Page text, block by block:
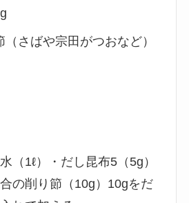
さばや宗田がつおなど）
（1ℓ）・だし昆布5（5g）
の削り節（10g）10gをだ